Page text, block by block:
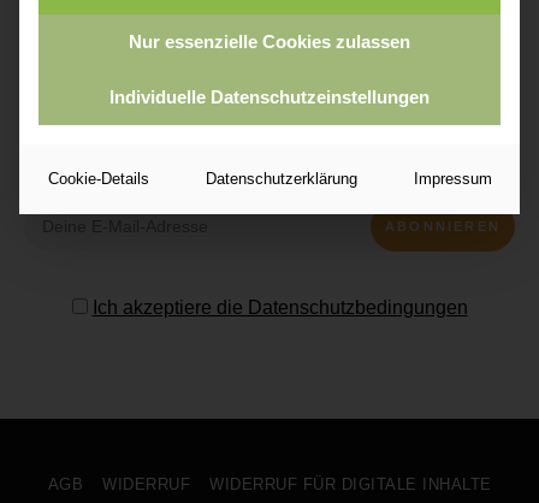
Willkommensgeschenk!
Ich akzeptiere die Datenschutzbedingungen
AGB WIDERRUF WIDERRUF FÜR DIGITALE INHALTE
Nur essenzielle Cookies zulassen
Individuelle Datenschutzeinstellungen
Cookie-Details Datenschutzerklärung Impressum